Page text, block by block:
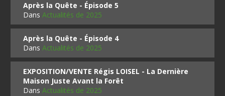
Après la Quête - Épisode 5
DansActualités de 2025
Après la Quête - Épisode 4
DansActualités de 2025
EXPOSITION/VENTE Régis LOISEL - La Dernière
Maison Juste Avant la Forêt
DansActualités de 2025